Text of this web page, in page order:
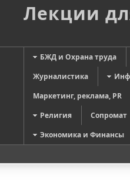
Лекции
БЖД и Охрана труда
Журналистика
Маркетинг, реклама, PR
Религия
Сопромат
Экономика и Финансы